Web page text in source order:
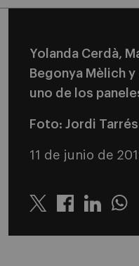
Yolanda Cerdà,
Begonya Mèlich
uno de los
Foto: Jordi Tarrés
11 de junio de
Twitter Linkedin